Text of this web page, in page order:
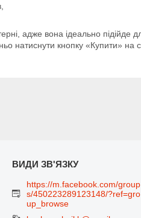
адже вона ідеально
кнопку «Купити» на
https://m.facebook.com/group
s/450223289123148/?ref=gro
up_browse